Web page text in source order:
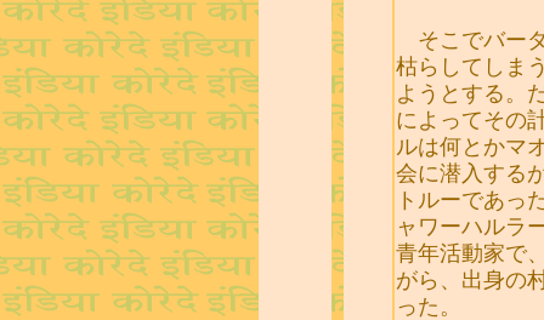
そこでバー
枯らしてしま
ようとする。
によってその
ルは何とかマ
会に潜入する
トルーであっ
ャワーハルラ
青年活動家で
がら、出身の
った。